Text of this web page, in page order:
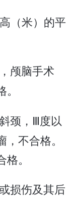
（米）的平
颅脑手术
颈，Ⅲ度以
不合格。
。
损伤及其后